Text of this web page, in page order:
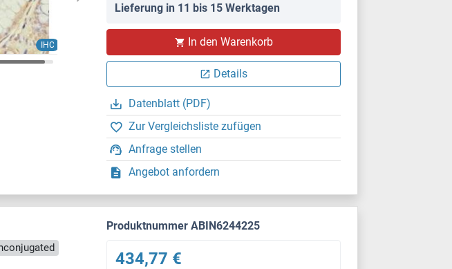
IHC
Lieferung in 11 bis 15 Werktagen
In den Warenkorb
Details
Datenblatt (PDF)
Zur Vergleichsliste zufügen
Anfrage stellen
Angebot anfordern
Produktnummer ABIN6244225
434,77 €